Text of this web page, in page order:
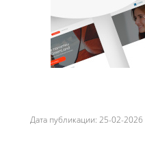
Дата публикации: 25-02-